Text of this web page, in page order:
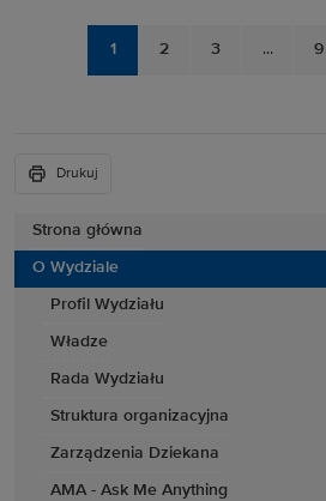
Strona główna
O Wydziale
Profil Wydziału
Władze
Rada Wydziału
Struktura organizacyjna
Zarządzenia Dziekana
AMA - Ask Me Anything
1 2 3 ... 9
Drukuj